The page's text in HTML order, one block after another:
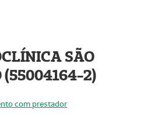
SÃO
(55004164-2)
com prestador